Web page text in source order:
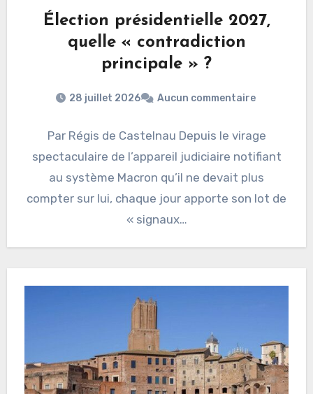
Élection présidentielle 2027,
quelle « contradiction
principale » ?
28 juillet 2026 Aucun commentaire
Par Régis de Castelnau Depuis le virage
spectaculaire de l’appareil judiciaire notifiant
au système Macron qu’il ne devait plus
compter sur lui, chaque jour apporte son lot de
« signaux…